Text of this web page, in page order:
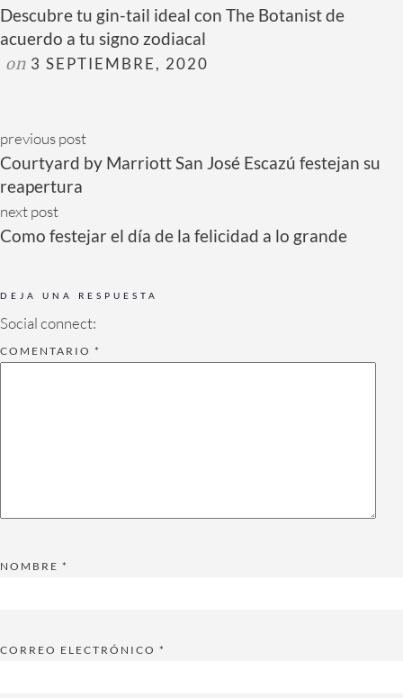
Descubre tu gin-tail ideal con The Botanist de
acuerdo a tu signo zodiacal
on 3 SEPTIEMBRE, 2020
previous post
Courtyard by Marriott San José Escazú festejan su
reapertura
next post
Como festejar el día de la felicidad a lo grande
DEJA UNA RESPUESTA
Social connect:
COMENTARIO *
NOMBRE *
CORREO ELECTRÓNICO *